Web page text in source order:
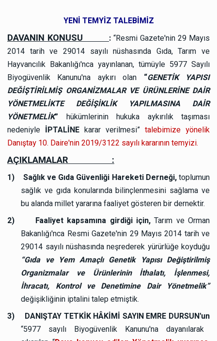
YENİ TEMYİZ TALEBİMİZ
DAVANIN KONUSU: “Resmi Gazete'nin 29 Mayıs
2014 tarih ve 29014 sayılı nüshasında Gıda, Tarım ve
Hayvancılık Bakanlığı'nca yayınlanan, tümüyle 5977 Sayılı
Biyogüvenlik Kanunu'na aykırı olan “GENETİK YAPISI
DEĞİŞTİRİLMİŞ ORGANİZMALAR VE ÜRÜNLERİNE DAİR
YÖNETMELİKTE DEĞİŞİKLİK YAPILMASINA DAİR
YÖNETMELİK” hükümlerinin hukuka aykırılık taşıması
nedeniyle İPTALİNE karar verilmesi” talebimize yönelik
Danıştay 10. Daire'nin 2019/3122 sayılı kararının temyizi.
AÇIKLAMALAR :
1) Sağlık ve Gıda Güvenliği Hareketi Derneği,toplumun
sağlık ve gıda konularında bilinçlenmesini sağlama ve
bu alanda millet yararına faaliyet gösteren bir dernektir.
2)
Faaliyet kapsamına girdiği için,Tarım ve Orman
Bakanlığı'nca Resmi Gazete'nin 29 Mayıs 2014 tarih ve
29014 sayılı nüshasında neşrederek yürürlüğe koyduğu
“Gıda ve Yem Amaçlı Genetik Yapısı Değiştirilmiş
Organizmalar ve Ürünlerinin İthalatı, İşlenmesi,
İhracatı, Kontrol ve Denetimine Dair Yönetmelik”
değişikliğinin iptalini talep etmiştik.
3)
DANIŞTAY TETKİK HÂKİMİ SAYIN EMRE DURSUN'un
“5977 sayılı Biyogüvenlik Kanunu'na dayanılarak